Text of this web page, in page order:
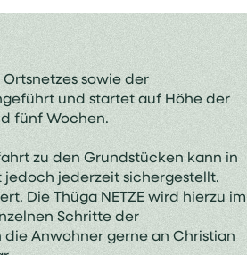
sowie der
und startet auf Höhe der
fünf Wochen.
zu den Grundstücken kann in
jederzeit sichergestellt.
Die Thüga NETZE wird hierzu im
Schritte der
Anwohner gerne an Christian